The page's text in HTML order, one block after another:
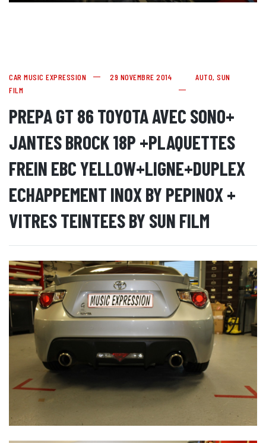
CAR MUSIC EXPRESSION 29 NOVEMBRE 2014 AUTO, SUN
FILM
PREPA GT 86 TOYOTA AVEC SONO+
JANTES BROCK 18P +PLAQUETTES
FREIN EBC YELLOW+LIGNE+DUPLEX
ECHAPPEMENT INOX BY PEPINOX +
VITRES TEINTEES BY SUN FILM